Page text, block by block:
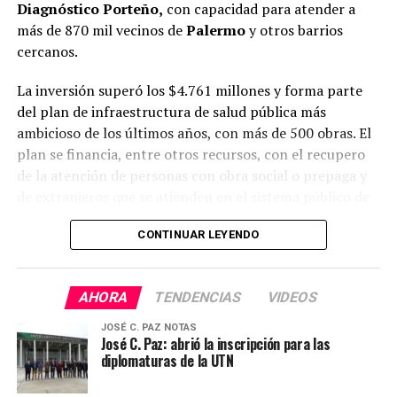
política económica a nivel nacional”,concluyó.
Estuvieron presentes el ministro de Infraestructura y
hospital,Belén Maurelli, funcionarios y funcionarias
provinciales y municipales.
Kreplak, señaló:“Estamos construyendo un sistema
de salud integrado que pone en el centro la atención
primaria y la prevención. Este CAPS, el N.° 208 que
Estado a cada barrio para garantizar un acceso más
equitativo”.
Diagnóstico Porteño, con capacidad para atender a
más de 870 mil vecinos dePalermoy otros barrios
cercanos.
La inversión superó los $4.761 millones y forma parte
del plan de infraestructura de salud pública más
ambicioso de los últimos años, con más de 500 obras. El
plan se financia, entre otros recursos, con el recupero
de la atención de personas con obra social o prepaga y
la Ciudad.
financiar los tours sanitarios y esa plata volvió a
donde nunca se tendría que haber ido: a un centro
de salud de primer nivel exclusivo para porteños”
sostuvo el Jefe de Gobierno, Jorge Macri
"Cuando se administran bien los recursos, lo público
CONTINUAR LEYENDO
AHORA TENDENCIAS VIDEOS
JOSÉ C. PAZ NOTAS
José C. Paz: abrió la inscripción para las
diplomaturas de la UTN